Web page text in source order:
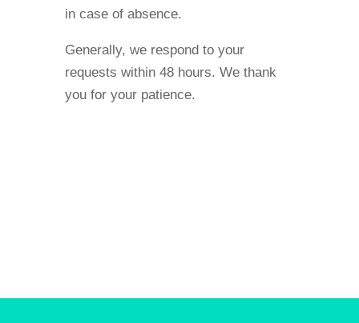
in case of absence.
Generally, we respond to your
requests within 48 hours. We thank
you for your patience.